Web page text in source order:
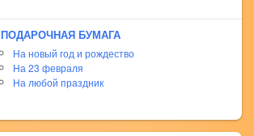
ПОДАРОЧНАЯ БУМАГА
На новый год и рождество
На 23 февраля
На любой праздник